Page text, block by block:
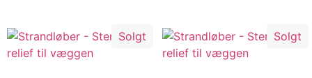
Solgt Solgt